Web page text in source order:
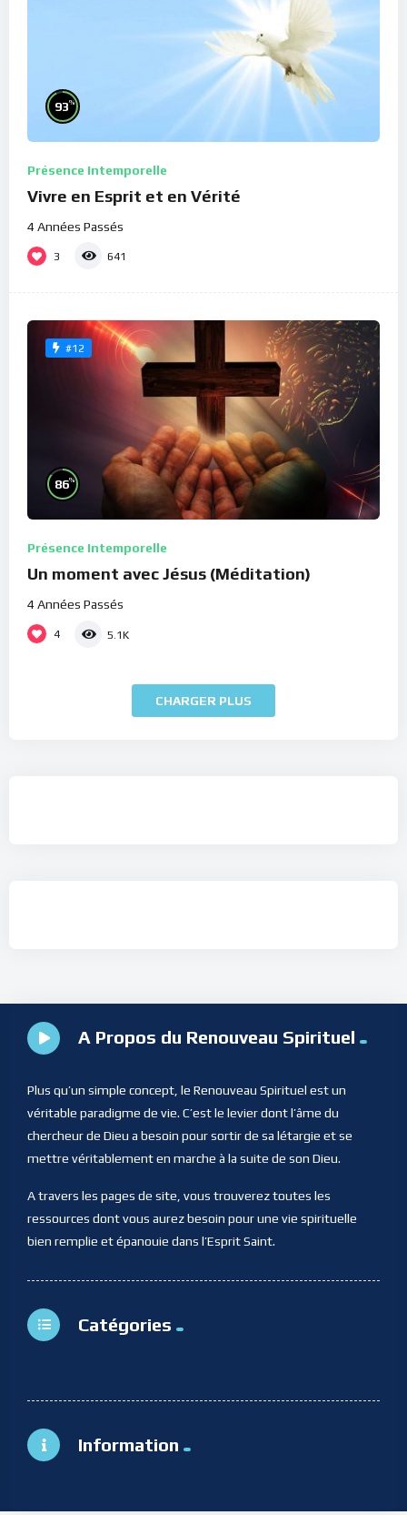
93%
Présence Intemporelle
Vivre en Esprit et en Vérité
4 Années Passés
3 641
#12
86%
Présence Intemporelle
Un moment avec Jésus (Méditation)
4 Années Passés
4 5.1K
CHARGER PLUS
A Propos du Renouveau Spirituel
Plus qu’un simple concept, le Renouveau Spirituel est un
véritable paradigme de vie. C’est le levier dont l’âme du
chercheur de Dieu a besoin pour sortir de sa létargie et se
mettre véritablement en marche à la suite de son Dieu.
A travers les pages de site, vous trouverez toutes les
ressources dont vous aurez besoin pour une vie spirituelle
bien remplie et épanouie dans l’Esprit Saint.
Catégories
Information